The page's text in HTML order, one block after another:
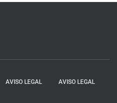
AVISO LEGAL AVISO LEGAL